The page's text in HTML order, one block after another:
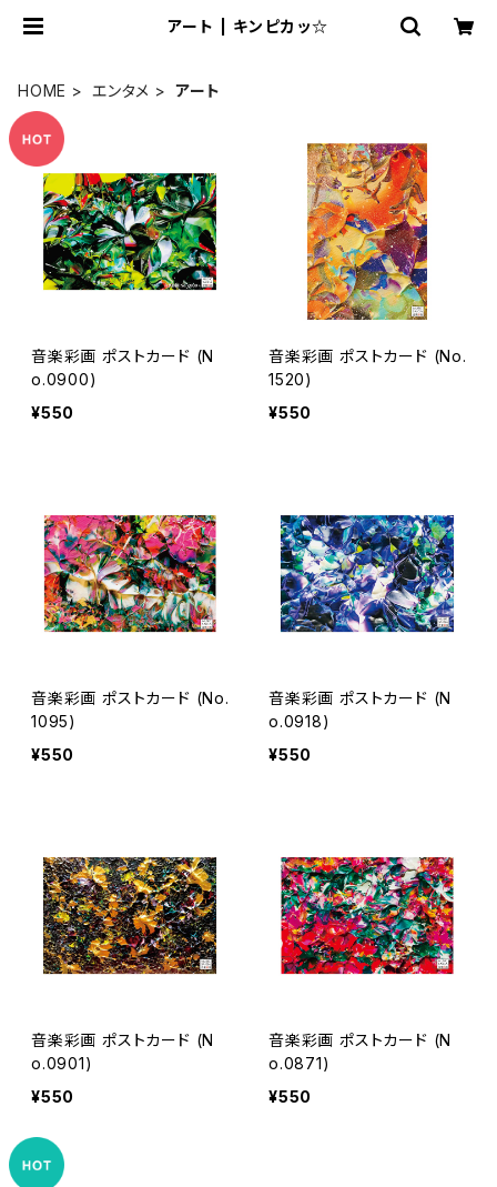
アート | キンピカッ☆
HOME エンタメ アート
音楽彩画 ポストカード (N
o.0900)
¥550
音楽彩画 ポストカード (No.
1520)
¥550
音楽彩画 ポストカード (No.
1095)
¥550
音楽彩画 ポストカード (N
o.0918)
¥550
音楽彩画 ポストカード (N
o.0901)
¥550
音楽彩画 ポストカード (N
o.0871)
¥550